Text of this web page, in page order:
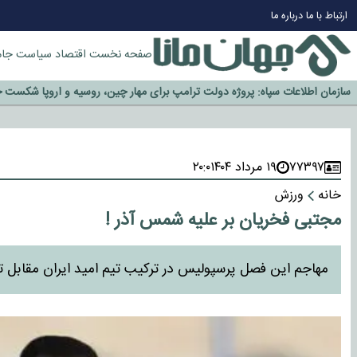
ارتباط با مادرباره ما
صفحه نخست اقتصاد سیاست
چرا طلا دوباره افزایشی شد؟
اخراج رسمی چهره نامدار از پرسپولیس
سازمان اطلاعات سپاه: پروژه دولت ترامپ برای مهار چین، روسیه و اروپا شکست
۷۷۳۹۷ ۱۹ مرداد ۱۴۰۴
۲۰:۰
خانه
ورزش
مجتبی فخریان بر علیه شمس آذر !
مهاجم این فصل پرسپولیس در ترکیب تیم امید ایران